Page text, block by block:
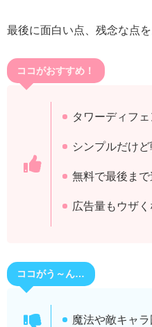
最後に面白い点、残念な点を
ココがおすすめ！
タワーディフ
シンプルだけ
無料で最後まで
広告量もウザく
ココがう～ん…
魔法や敵キャ